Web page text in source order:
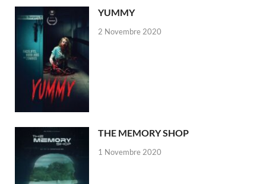
YUMMY
2 Novembre 2020
THE MEMORY SHOP
1 Novembre 2020